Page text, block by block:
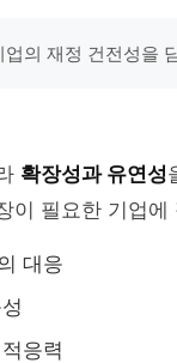
의 재정 건전성을
확장성과 유연성
이 필요한 기업에
대응
응력